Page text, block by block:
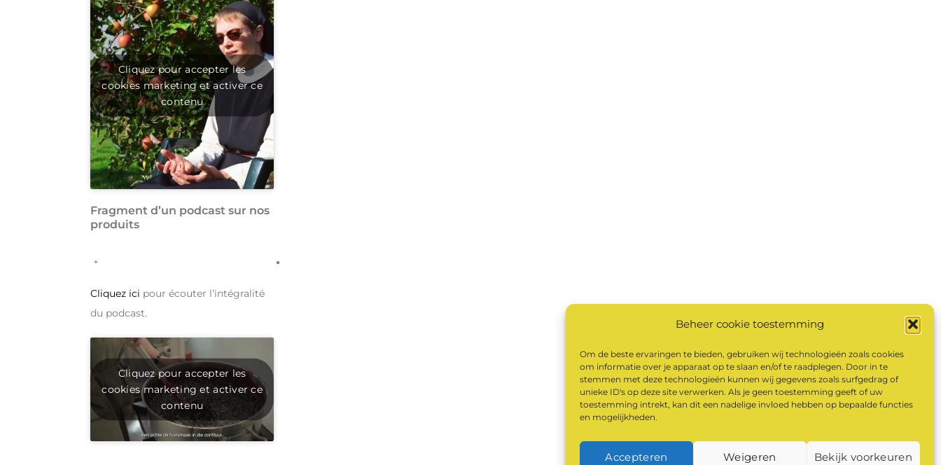
Beheer cookie toestemming
Om de beste ervaringen te bieden, gebruiken wij technologieën zoals cookies
om informatie over je apparaat op te slaan en/of te raadplegen. Door in te
stemmen met deze technologieën kunnen wij gegevens zoals surfgedrag of
unieke ID's op deze site verwerken. Als je geen toestemming geeft of uw
toestemming intrekt, kan dit een nadelige invloed hebben op bepaalde functies
en mogelijkheden.
Accepteren Weigeren Bekijk voorkeuren
Cliquez pour accepter les
cookies marketing et activer ce
contenu
Fragment d’un podcast sur nos
produits
Cliquez ici pour écouter l’intégralité
du podcast.
Cliquez pour accepter les
cookies marketing et activer ce
contenu